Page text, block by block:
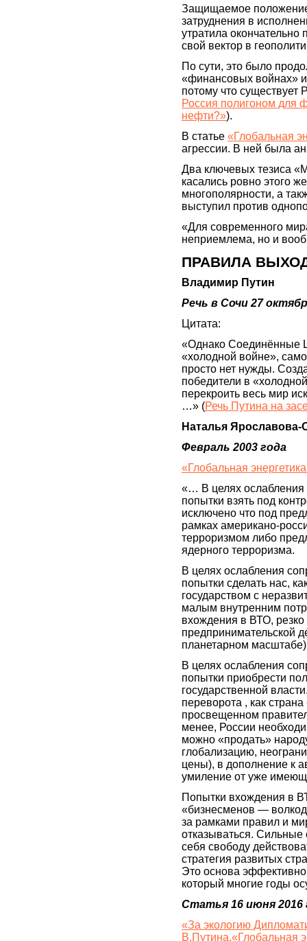
Защищаемое
затруднения в
утратила
свой вектор в
По сути, это было
«финансовых войнах»
потому что существует
Россия полигоном для
нефти?»).
В статье «Глобальная
агрессии. В ней была
Два ключевых тезиса
касались ровно этого
многополярности, а
выступил против
«Для современного
неприемлема, но и
ПРАВИЛА
Владимир Путин
Речь в Сочи 27
Цитата:
«Однако Соединённые
«холодной войне»,
просто нет нужды.
победители в
перекроить весь мир
…» (Речь Путина на
Наталья Ярославова-
Февраль 2003 года
«Глобальная
«… В целях ослабления
попытки взять под
исключено что под
рамках американо-
терроризмом либо
ядерного терроризма.
В целях ослабления
попытки сделать нас,
государством с
малым внутренним
вхождения в ВТО,
предпринимательской
планетарном
В целях ослабления
попытки приобрести
государственной
переворота , как
просвещенном
менее, России
можно «продать»
глобализацию,
цены), в дополнение к
умиление от уже
Попытки вхождения в
«бизнесменов —
за рамками правил и
отказываться. Сильные
себя свободу
стратегия развитых
Это основа
который многие годы
Статья 16 июня 2016
«За экологию
В.Путина,«Глобальная